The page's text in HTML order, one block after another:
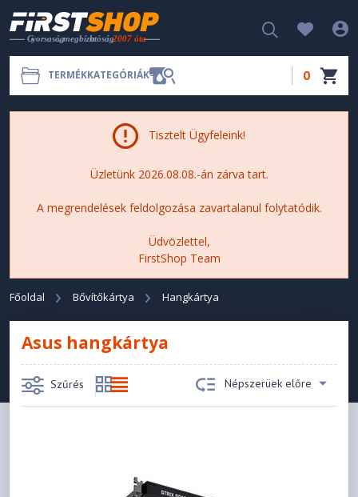
TERMÉKKATEGÓRIÁK 0
Tisztelt Ügyfeleink!
Üzletünk 2026.08.08.-án zárva tart.
A megrendelések feldolgozása zavartalanul folytatódik.
Üdvözlettel,
FirstShop Team
Főoldal Bővítőkártya Hangkártya
Asus hangkártya
Szűrés Népszerüek előre